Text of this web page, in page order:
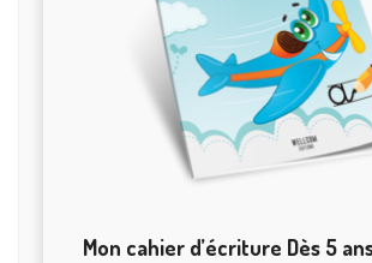
Mon cahier d’écriture Dès 5